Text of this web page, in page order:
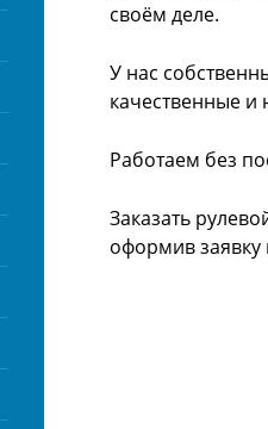
своём деле.
У нас
качественные и
Работаем без
Заказать
оформив заявку